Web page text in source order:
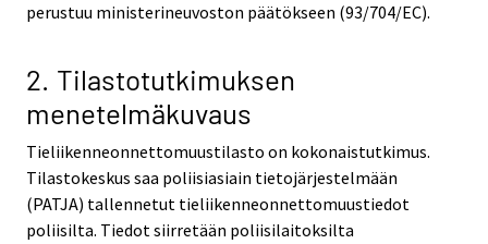
perustuu ministerineuvoston päätökseen (93/704/EC).
2. Tilastotutkimuksen
menetelmäkuvaus
Tieliikenneonnettomuustilasto on kokonaistutkimus.
Tilastokeskus saa poliisiasiain tietojärjestelmään
(PATJA) tallennetut tieliikenneonnettomuustiedot
poliisilta. Tiedot siirretään poliisilaitoksilta